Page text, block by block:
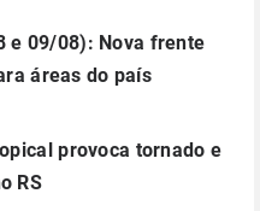
e 09/08): Nova frente
áreas do país
provoca tornado e
RS